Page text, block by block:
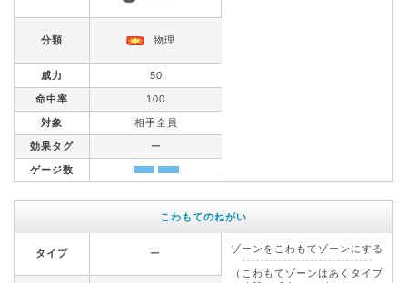
分類 物理
威力 50
命中率 100
対象 相手全員
効果タグ ー
ゲージ数
こわもてのねがい
タイプ ー ゾーンをこわもてゾーンにする
（こわもてゾーンはあくタイプ